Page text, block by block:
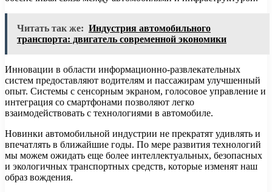
Читать так же: Индустрия автомобильного
транспорта: двигатель современной экономики
Инновации в области информационно-развлекательных
систем предоставляют водителям и пассажирам улучшенный
опыт. Системы с сенсорным экраном, голосовое управление и
интеграция со смартфонами позволяют легко
взаимодействовать с технологиями в автомобиле.
Новинки автомобильной индустрии не прекратят удивлять и
впечатлять в ближайшие годы. По мере развития технологий
мы можем ожидать еще более интеллектуальных, безопасных
и экологичных транспортных средств, которые изменят наш
образ вождения.